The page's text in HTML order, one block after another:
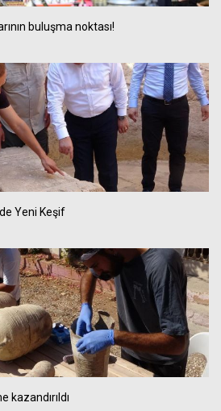
buluşma noktası!
Yeni Keşif
kazandırıldı